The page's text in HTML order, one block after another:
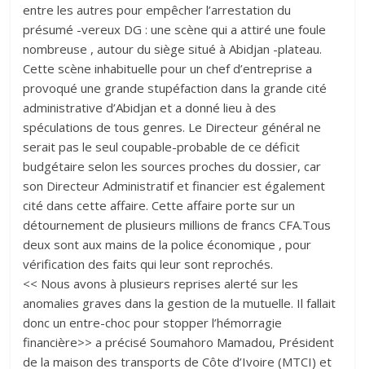
entre les autres pour empêcher l’arrestation du
présumé -vereux DG : une scène qui a attiré une foule
nombreuse , autour du siège situé à Abidjan -plateau.
Cette scène inhabituelle pour un chef d’entreprise a
provoqué une grande stupéfaction dans la grande cité
administrative d’Abidjan et a donné lieu à des
spéculations de tous genres. Le Directeur général ne
serait pas le seul coupable-probable de ce déficit
budgétaire selon les sources proches du dossier, car
son Directeur Administratif et financier est également
cité dans cette affaire. Cette affaire porte sur un
détournement de plusieurs millions de francs CFA.Tous
deux sont aux mains de la police économique , pour
vérification des faits qui leur sont reprochés.
<< Nous avons à plusieurs reprises alerté sur les
anomalies graves dans la gestion de la mutuelle. Il fallait
donc un entre-choc pour stopper l’hémorragie
financière>> a précisé Soumahoro Mamadou, Président
de la maison des transports de Côte d’Ivoire (MTCI) et